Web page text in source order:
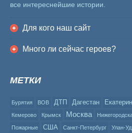
все интереснейшие истории.
Для кого наш сайт
Много ли сейчас героев?
МЕТКИ
Бурятия ВОВ ДТП Дагестан
Кемерово Крымск Москва
Пожарные США Санкт-Петербург Улан-